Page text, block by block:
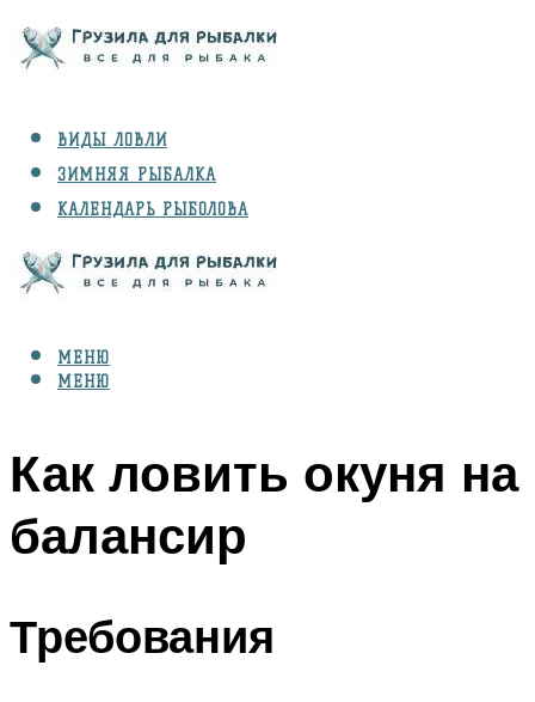
ВИДЫ ЛОВЛИ
ЗИМНЯЯ РЫБАЛКА
КАЛЕНДАРЬ РЫБОЛОВА
СНАРЯЖЕНИЕ
МЕНЮ
МЕНЮ
Как ловить окуня на
балансир
Требования